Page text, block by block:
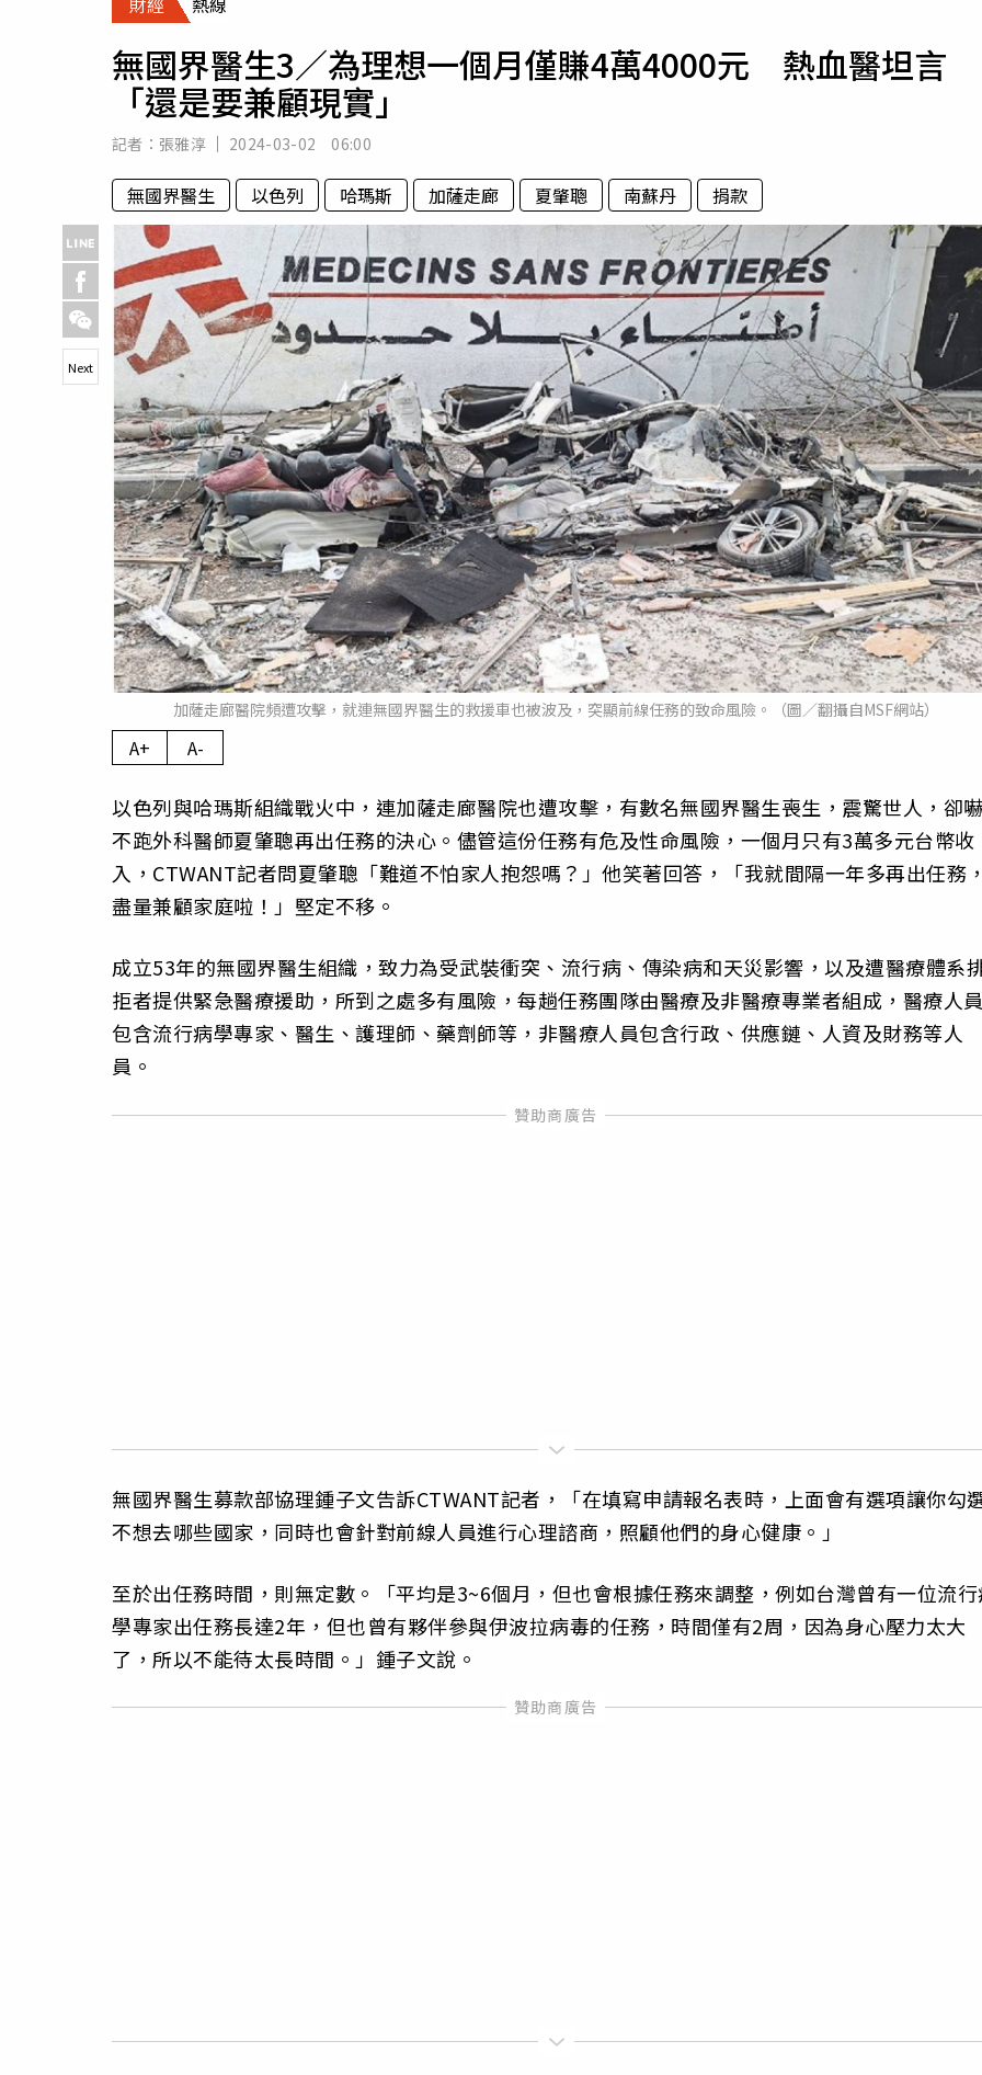
專欄
房產新勢力
運勢
無國界醫生3／為理想一個月僅賺4萬4000元 熱血醫坦言
「還是要兼顧現實」
記者： 張雅淳 2024-03-02 06:00
無國界醫生 以色列 哈瑪斯 加薩走廊 夏肇聰 南蘇丹 捐款
加薩走廊醫院頻遭攻擊，就連無國界醫生的救援車也被波及，突顯前線任務的致命風險。（圖／翻攝自MSF網站）
Next
A+ A-
以色列與哈瑪斯組織戰火中，連加薩走廊醫院也遭攻擊，有數名無國界醫生喪生，震驚世人，卻
不跑外科醫師夏肇聰再出任務的決心。儘管這份任務有危及性命風險，一個月只有3萬多元台幣收
入，CTWANT記者問夏肇聰「難道不怕家人抱怨嗎？」他笑著回答，「我就間隔一年多再出任務
盡量兼顧家庭啦！」堅定不移。
成立53年的無國界醫生組織，致力為受武裝衝突、流行病、傳染病和天災影響，以及遭醫療體系
拒者提供緊急醫療援助，所到之處多有風險，每趟任務團隊由醫療及非醫療專業者組成，醫療人
包含流行病學專家、醫生、護理師、藥劑師等，非醫療人員包含行政、供應鏈、人資及財務等人
員。
無國界醫生募款部協理鍾子文告訴CTWANT記者，「在填寫申請報名表時，上面會有選項讓你勾
不想去哪些國家，同時也會針對前線人員進行心理諮商，照顧他們的身心健康。」
至於出任務時間，則無定數。「平均是3~6個月，但也會根據任務來調整，例如台灣曾有一位流
學專家出任務長達2年，但也曾有夥伴參與伊波拉病毒的任務，時間僅有2周，因為身心壓力太大
了，所以不能待太長時間。」鍾子文說。